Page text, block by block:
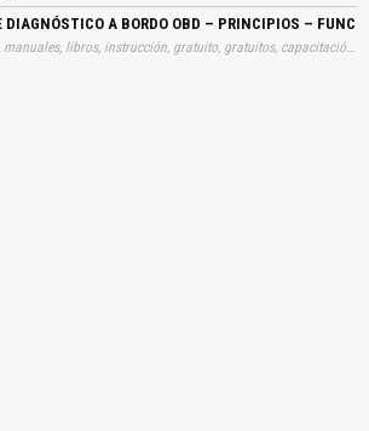
A BORDO OBD – PRINCIPIOS –
Tags: manual, instrucciones, manuales, libros, instrucción, gratuito, gratuitos, capacitación, entrenamiento, capacitaciones, información, datos, gratis, descargar, guías, guias, funciones, diagnosticos, bordos, obd, principios, funciones, dtc, ecu, motores, codigos, salidas, terminales, respaldos, pruebas, fallos, detecciones, averias, indicadores, datos, registrados, elementos, propios, toyotas, sistemas, emisiones, regulaciones, patrones, parpadeos, emitidos, aprender, descargas